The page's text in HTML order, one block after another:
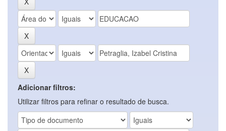
Adicionar filtros:
Utilizar filtros para refinar o resultado de busca.